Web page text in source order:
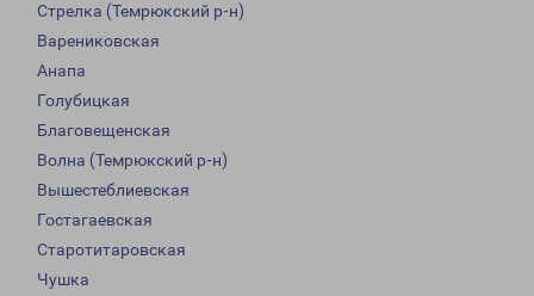
Стрелка (Темрюкский р-н)
Варениковская
Анапа
Голубицкая
Благовещенская
Волна (Темрюкский р-н)
Вышестеблиевская
Гостагаевская
Старотитаровская
Чушка